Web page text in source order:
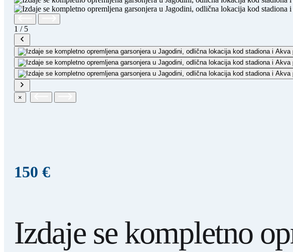
1 / 5
×
150 €
Izdaje se kompletno